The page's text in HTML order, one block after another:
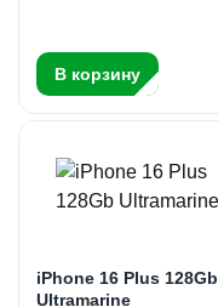
В корзину
iPhone 16 Plus 128Gb
Ultramarine